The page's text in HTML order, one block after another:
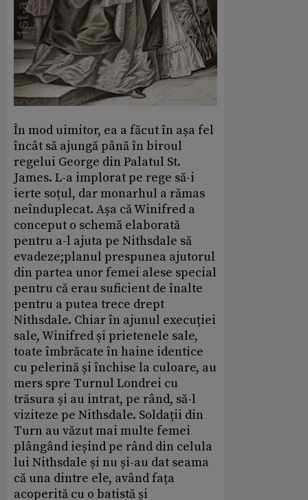
În mod uimitor, ea a făcut în așa fel
încât să ajungă până în biroul
regelui George din Palatul St.
James. L-a implorat pe rege să-i
ierte soțul, dar monarhul a rămas
neînduplecat. Așa că Winifred a
conceput o schemă elaborată
pentru a-l ajuta pe Nithsdale să
evadeze;planul prespunea ajutorul
din partea unor femei alese special
pentru că erau suficient de înalte
pentru a putea trece drept
Nithsdale. Chiar în ajunul execuției
sale, Winifred și prietenele sale,
toate îmbrăcate în haine identice
cu pelerină și închise la culoare, au
mers spre Turnul Londrei cu
trăsura și au intrat, pe rând, să-l
viziteze pe Nithsdale. Soldații din
Turn au văzut mai multe femei
plângând ieșind pe rând din celula
lui Nithsdale și nu și-au dat seama
că una dintre ele, având fața
acoperită cu o batistă și